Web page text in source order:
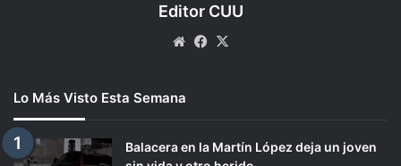
Editor CUU
WebsiteFacebook
Lo Más Visto Esta Semana
Balacera en la Martín López deja un joven